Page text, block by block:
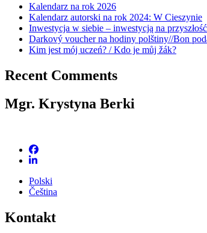
Kalendarz na rok 2026
Kalendarz autorski na rok 2024: W Cieszynie
Inwestycja w siebie – inwestycją na
Darkový voucher na hodiny polštiny//Bon
Kim jest mój uczeń? / Kdo je můj žák?
Recent Comments
Mgr. Krystyna Berki
Polski
Čeština
Kontakt